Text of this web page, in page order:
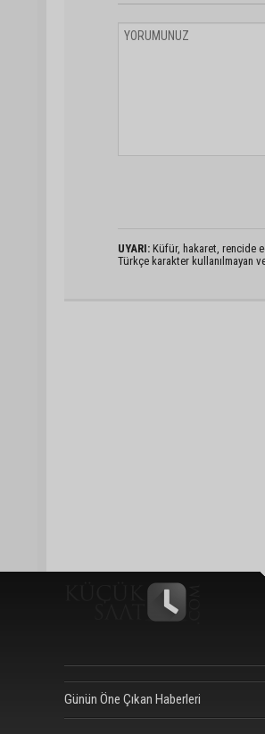
UYARI: Küfür, hakaret, rencide
Türkçe karakter kullanılmayan
Günün Öne Çıkan Haberleri